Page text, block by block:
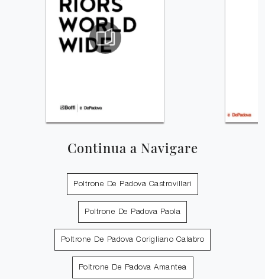
Continua a Navigare
Poltrone De Padova Castrovillari
Poltrone De Padova Paola
Poltrone De Padova Corigliano Calabro
Poltrone De Padova Amantea